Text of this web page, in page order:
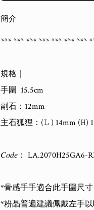
簡介
*** *** *** *** *** *** ***
規格｜
手圍  15.5cm
副石：12mm
主石狐狸：(𝙻 ) 14mm (𝙷)
𝐶𝑜𝑑𝑒： LA.2070H25GA6-
*骨感手手適合此手圍尺寸
*粉晶普遍建議佩戴左手